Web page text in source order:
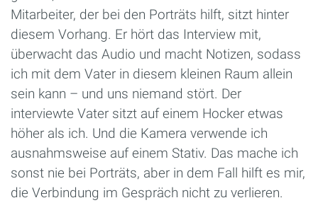
Mitarbeiter, der bei den Porträts hilft, sitzt hinter
diesem Vorhang. Er hört das Interview mit,
überwacht das Audio und macht Notizen, sodass
ich mit dem Vater in diesem kleinen Raum allein
sein kann – und uns niemand stört. Der
interviewte Vater sitzt auf einem Hocker etwas
höher als ich. Und die Kamera verwende ich
ausnahmsweise auf einem Stativ. Das mache ich
sonst nie bei Porträts, aber in dem Fall hilft es mir,
die Verbindung im Gespräch nicht zu verlieren.